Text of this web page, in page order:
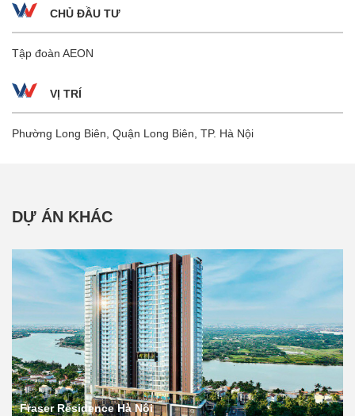
CHỦ ĐẦU TƯ
Tập đoàn AEON
VỊ TRÍ
Phường Long Biên, Quận Long Biên, TP. Hà Nội
DỰ ÁN KHÁC
Fraser Residence Hà Nội